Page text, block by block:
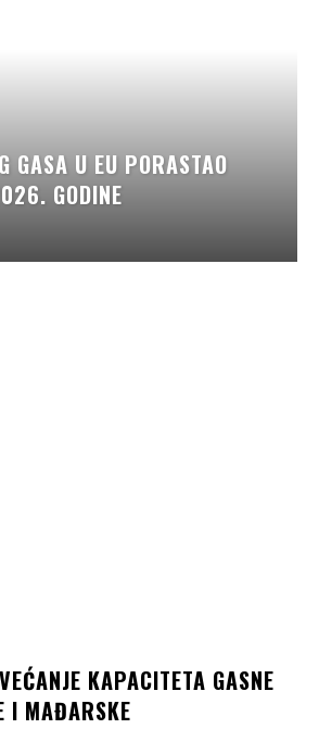
GASA U EU PORASTAO
GODINE
KAPACITETA GASNE
I MAĐARSKE